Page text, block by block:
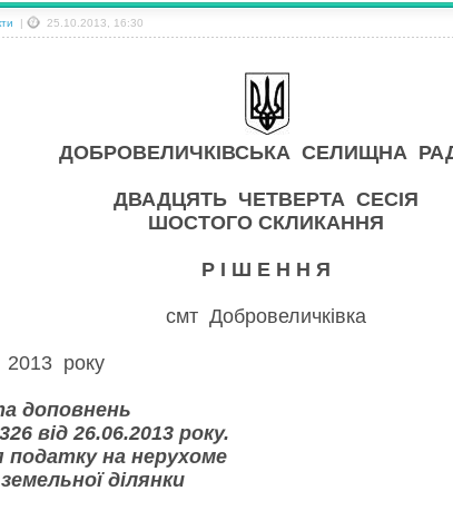
| 25.10.2013, 16:30
ДОБРОВЕЛИЧКІВСЬКА СЕЛИЩНА
ДВАДЦЯТЬ ЧЕТВЕРТА СЕСІЯ
ШОСТОГО СКЛИКАННЯ
Р І Ш Е Н Н Я
смт Добровеличківка
жовтня 2013
доповнень
від 26.06.2013 року.
на нерухоме
ділянки